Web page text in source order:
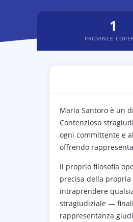
1
PROVINCE
Maria Santoro è un
Contenzioso
ogni committente e
offrendo
Il proprio filosofia
precisa della
intraprendere
stragiudiziale —
rappresentanza